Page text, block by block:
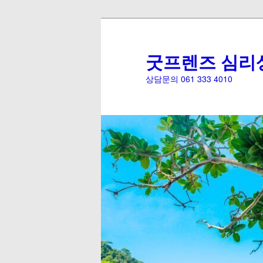
굿프렌즈 심리
상담문의 061 333 4010